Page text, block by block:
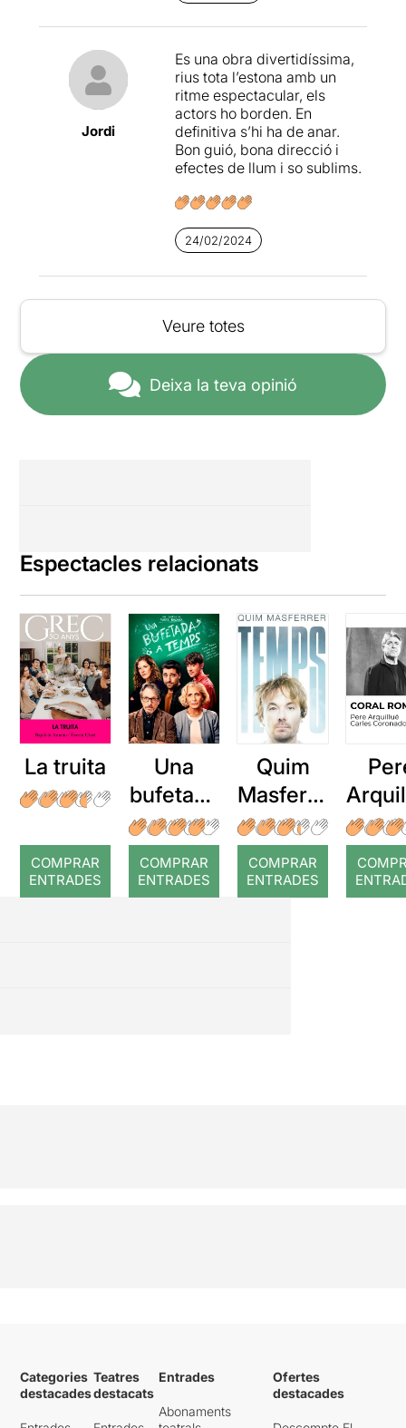
Jordi
Es una obra divertidíssima,
rius tota l’estona amb un
ritme espectacular, els
actors ho borden. En
definitiva s’hi ha de anar.
Bon guió, bona direcció i
efectes de llum i so sublims.
24/02/2024
Veure totes
Deixa la teva opinió
Espectacles relacionats
La truita
COMPRAR
ENTRADES
Una
bufetada
a temps
COMPRAR
ENTRADES
Quim
Masferre
r: Temps
COMPRAR
ENTRADES
:
Categories
destacades
Teatres
destacats
Entrades
Abonaments
Ofertes
destacades